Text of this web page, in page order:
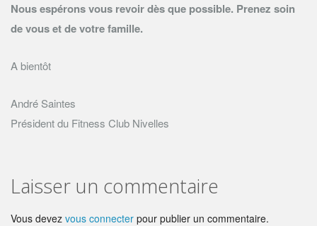
Nous espérons vous revoir dès que possible. Prenez soin
de vous et de votre famille.
A bientôt
André Saintes
Président du Fitness Club Nivelles
Laisser un commentaire
Vous devez vous connecter pour publier un commentaire.